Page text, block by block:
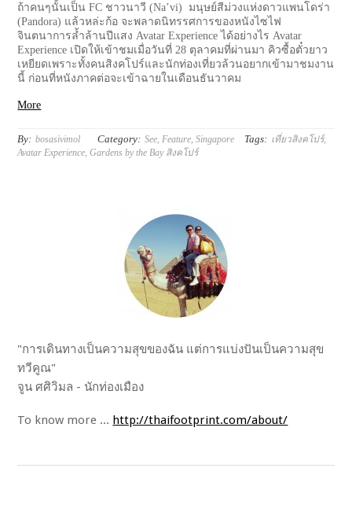
ถ้าคนๆนั้นเป็น FC ชาวนาวี (Na’vi) มนุษย์สีม่วงแห่งดาวแพนโดร่า
(Pandora) แล้วหล่ะก้อ จะพลาดนิทรรศการของหนังไซไฟ
จินตนาการล้ำล้านปีแสง Avatar Experience ได้อย่างไร Avatar
Experience เปิดให้เข้าชมเมื่อวันที่ 28 ตุลาคมที่ผ่านมา คิวซื้อตั๋วยาว
เหยียดเพราะทั้งคนสิงคโปร์และนักท่องเที่ยวล้วนอยากเข้ามาชมงาน
นี้ ก่อนที่หนังภาคต่อจะเข้าฉายในเดือนธันวาคม
More
By: bosasivimol Category: See,Feature,Singapore Tags: เที่ยวสิงคโปร์,
Avatar Experience,Gardens by the Bay สิงคโปร์
"การเดินทางเป็นความสุขของฉัน แต่การแบ่งปันเป็นความสุข
ทวีคูณ"
จูน ศศิวิมล - นักท่องเมือง
To know more ... http://thaifootprint.com/about/